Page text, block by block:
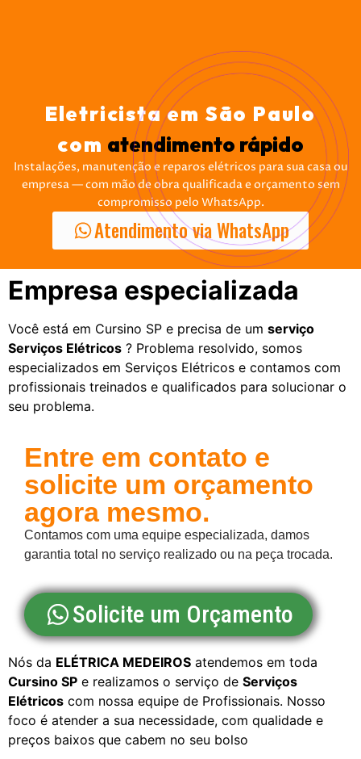
Eletricista em São Paulo
com atendimento rápido
Instalações, manutenção e reparos elétricos para sua casa ou
empresa — com mão de obra qualificada e orçamento sem
compromisso pelo WhatsApp.
Atendimento via WhatsApp
Empresa especializada
Você está em Cursino SP e precisa de um serviço
Serviços Elétricos ? Problema resolvido, somos
especializados em Serviços Elétricos e contamos com
profissionais treinados e qualificados para solucionar o
seu problema.
Entre em contato e
solicite um orçamento
agora mesmo.
Contamos com uma equipe especializada, damos
garantia total no serviço realizado ou na peça trocada.
Solicite um Orçamento
Nós da ELÉTRICA MEDEIROS atendemos em toda
Cursino SP e realizamos o serviço de Serviços
Elétricos com nossa equipe de Profissionais. Nosso
foco é atender a sua necessidade, com qualidade e
preços baixos que cabem no seu bolso